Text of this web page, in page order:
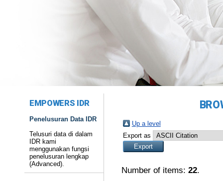
EMPOWERS IDR
Penelusuran Data IDR
Telusuri data di dalam
IDR kami
menggunakan fungsi
penelusuran lengkap
(Advanced).
Up a level
Export as
Number of items: 22.